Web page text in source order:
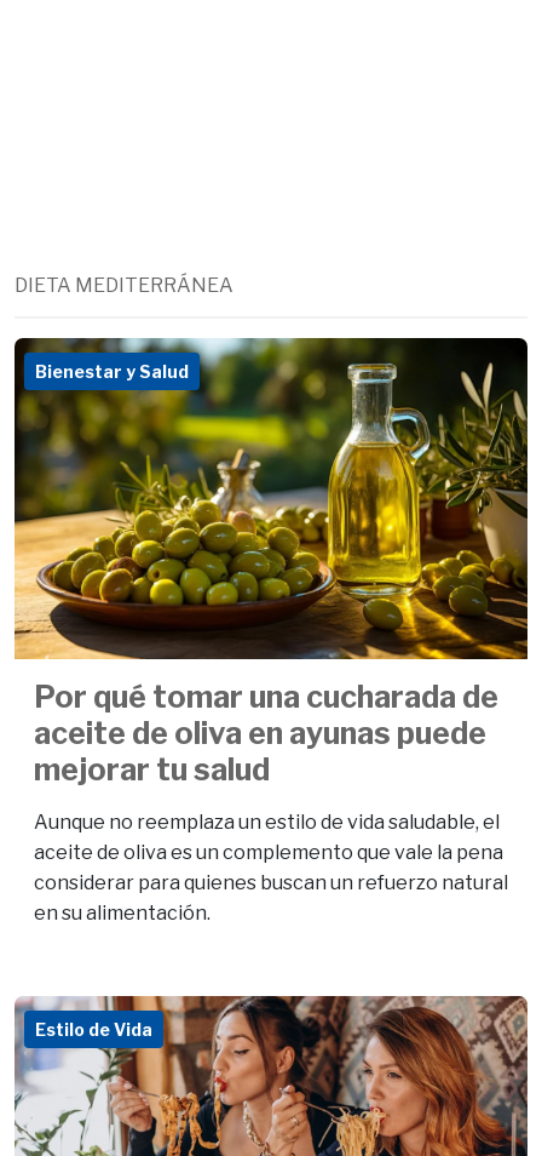
DIETA MEDITERRÁNEA
Bienestar y Salud
Por qué tomar una cucharada de
aceite de oliva en ayunas puede
mejorar tu salud
Aunque no reemplaza un estilo de vida saludable, el
aceite de oliva es un complemento que vale la pena
considerar para quienes buscan un refuerzo natural
en su alimentación.
Estilo de Vida